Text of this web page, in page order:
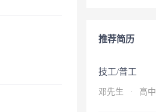
推荐简历
技工/普工
邓先生 · 高中